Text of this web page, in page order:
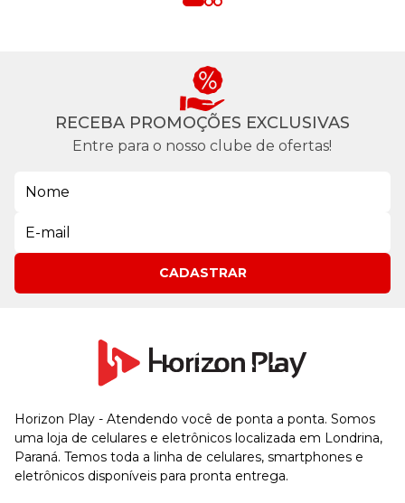
RECEBA PROMOÇÕES EXCLUSIVAS
Entre para o nosso clube de ofertas!
CADASTRAR
Horizon Play - Atendendo você de ponta a ponta. Somos
uma loja de celulares e eletrônicos localizada em Londrina,
Paraná. Temos toda a linha de celulares, smartphones e
eletrônicos disponíveis para pronta entrega.